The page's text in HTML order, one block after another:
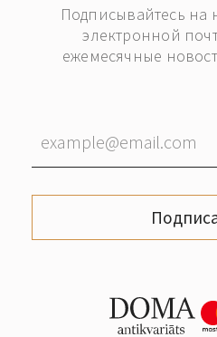
Подписывайтесь на
электронной
ежемесячные